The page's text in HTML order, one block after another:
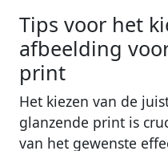
Tips voor het
afbeelding
print
Het kiezen van de
glanzende print is
van het gewenste